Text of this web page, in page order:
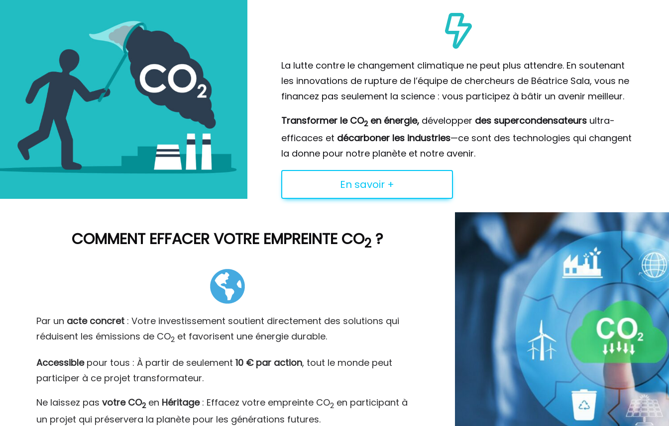
La lutte contre le changement climatique ne peut plus attendre. En soutenant
les innovations de rupture de l’équipe de chercheurs de Béatrice Sala, vous ne
financez pas seulement la science : vous participez à bâtir un avenir meilleur.
Transformer le CO2 en énergie, développer des supercondensateurs ultra-
efficaces et décarboner les industries—ce sont des technologies qui changent
la donne pour notre planète et notre avenir.
En savoir +
COMMENT EFFACER VOTRE EMPREINTE CO2 ?
Par un acte concret : Votre investissement soutient directement des solutions qui
réduisent les émissions de CO2 et favorisent une énergie durable.
Accessiblepour tous : À partir de seulement10 € par action, tout le monde peut
participer à ce projet transformateur.
Ne laissez pasvotre CO2 en Héritage: Effacez votre empreinte CO2 en participant à
un projet qui préservera la planète pour les générations futures.